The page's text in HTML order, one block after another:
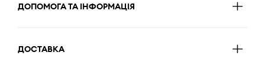
ДОПОМОГА ТА ІНФОРМАЦІЯ
ДОСТАВКА